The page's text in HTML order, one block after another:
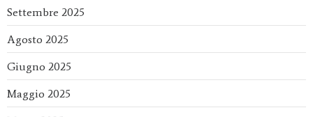
Settembre 2025
Agosto 2025
Giugno 2025
Maggio 2025